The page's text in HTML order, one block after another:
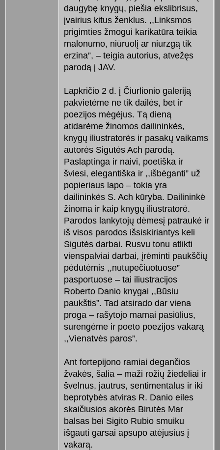
daugybę knygų, piešia ekslibrisus,
įvairius kitus ženklus. ,,Linksmos
prigimties žmogui karikatūra teikia
malonumo, niūruolį ar niurzgą tik
erzina”, – teigia autorius, atvežęs
parodą į JAV.
Lapkričio 2 d. į Čiurlionio galeriją
pakvietėme ne tik dailės, bet ir
poezijos mėgėjus. Tą dieną
atidarėme žinomos dailininkės,
knygų iliustratorės ir pasakų vaikams
autorės Sigutės Ach parodą.
Paslaptinga ir naivi, poetiška ir
šviesi, elegantiška ir ,,išbėganti” už
popieriaus lapo – tokia yra
dailininkės S. Ach kūryba. Dailininkė
žinoma ir kaip knygų iliustratorė.
Parodos lankytojų dėmesį patraukė ir
iš visos parodos išsiskiriantys keli
Sigutės darbai. Rusvu tonu atlikti
vienspalviai darbai, įrėminti paukščių
pėdutėmis ,,nutupečiuotuose”
pasportuose – tai iliustracijos
Roberto Danio knygai ,,Būsiu
paukštis”. Tad atsirado dar viena
proga – rašytojo mamai pasiūlius,
surengėme ir poeto poezijos vakarą
,,Vienatvės paros”.
Ant fortepijono ramiai degančios
žvakės, šalia – maži rožių žiedeliai ir
švelnus, jautrus, sentimentalus ir iki
beprotybės atviras R. Danio eiles
skaičiusios akorės Birutės Mar
balsas bei Sigito Rubio smuiku
išgauti garsai apsupo atėjusius į
vakarą.